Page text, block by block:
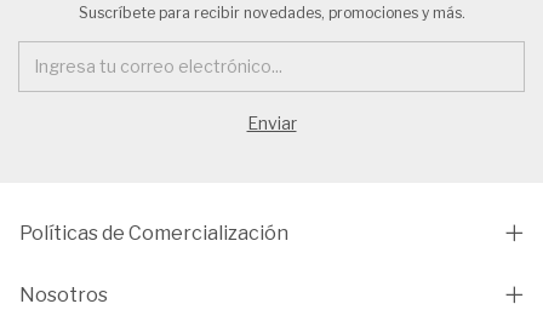
Suscríbete para recibir novedades, promociones y más.
Políticas de Comercialización
Nosotros